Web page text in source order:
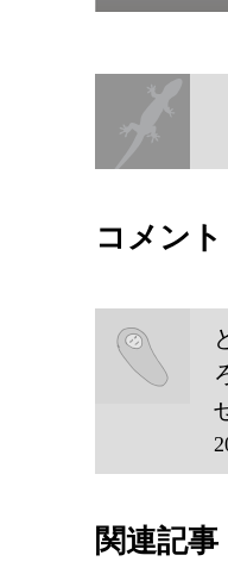
コメント
関連記事